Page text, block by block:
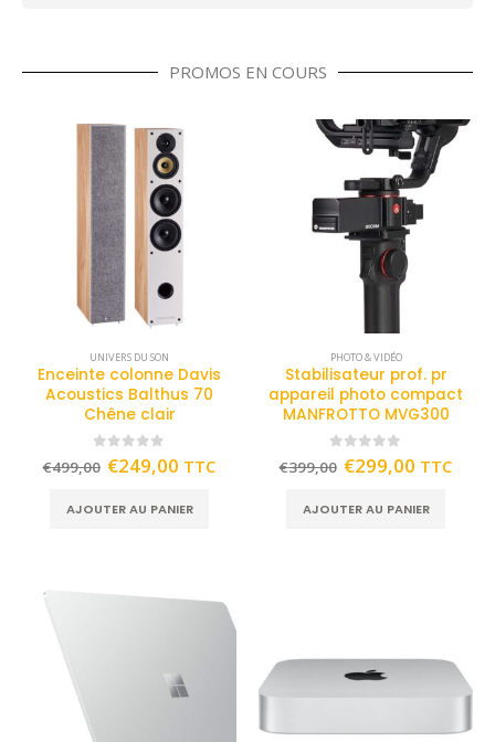
PROMOS EN COURS
UNIVERS DU SON
Enceinte colonne Davis
Acoustics Balthus 70
Chêne clair
out of 5
€499,00 €249,00 TTC
AJOUTER AU PANIER
PHOTO & VIDÉO
Stabilisateur prof. pr
appareil photo compact
MANFROTTO MVG300
out of 5
€399,00 €299,00 TTC
AJOUTER AU PANIER